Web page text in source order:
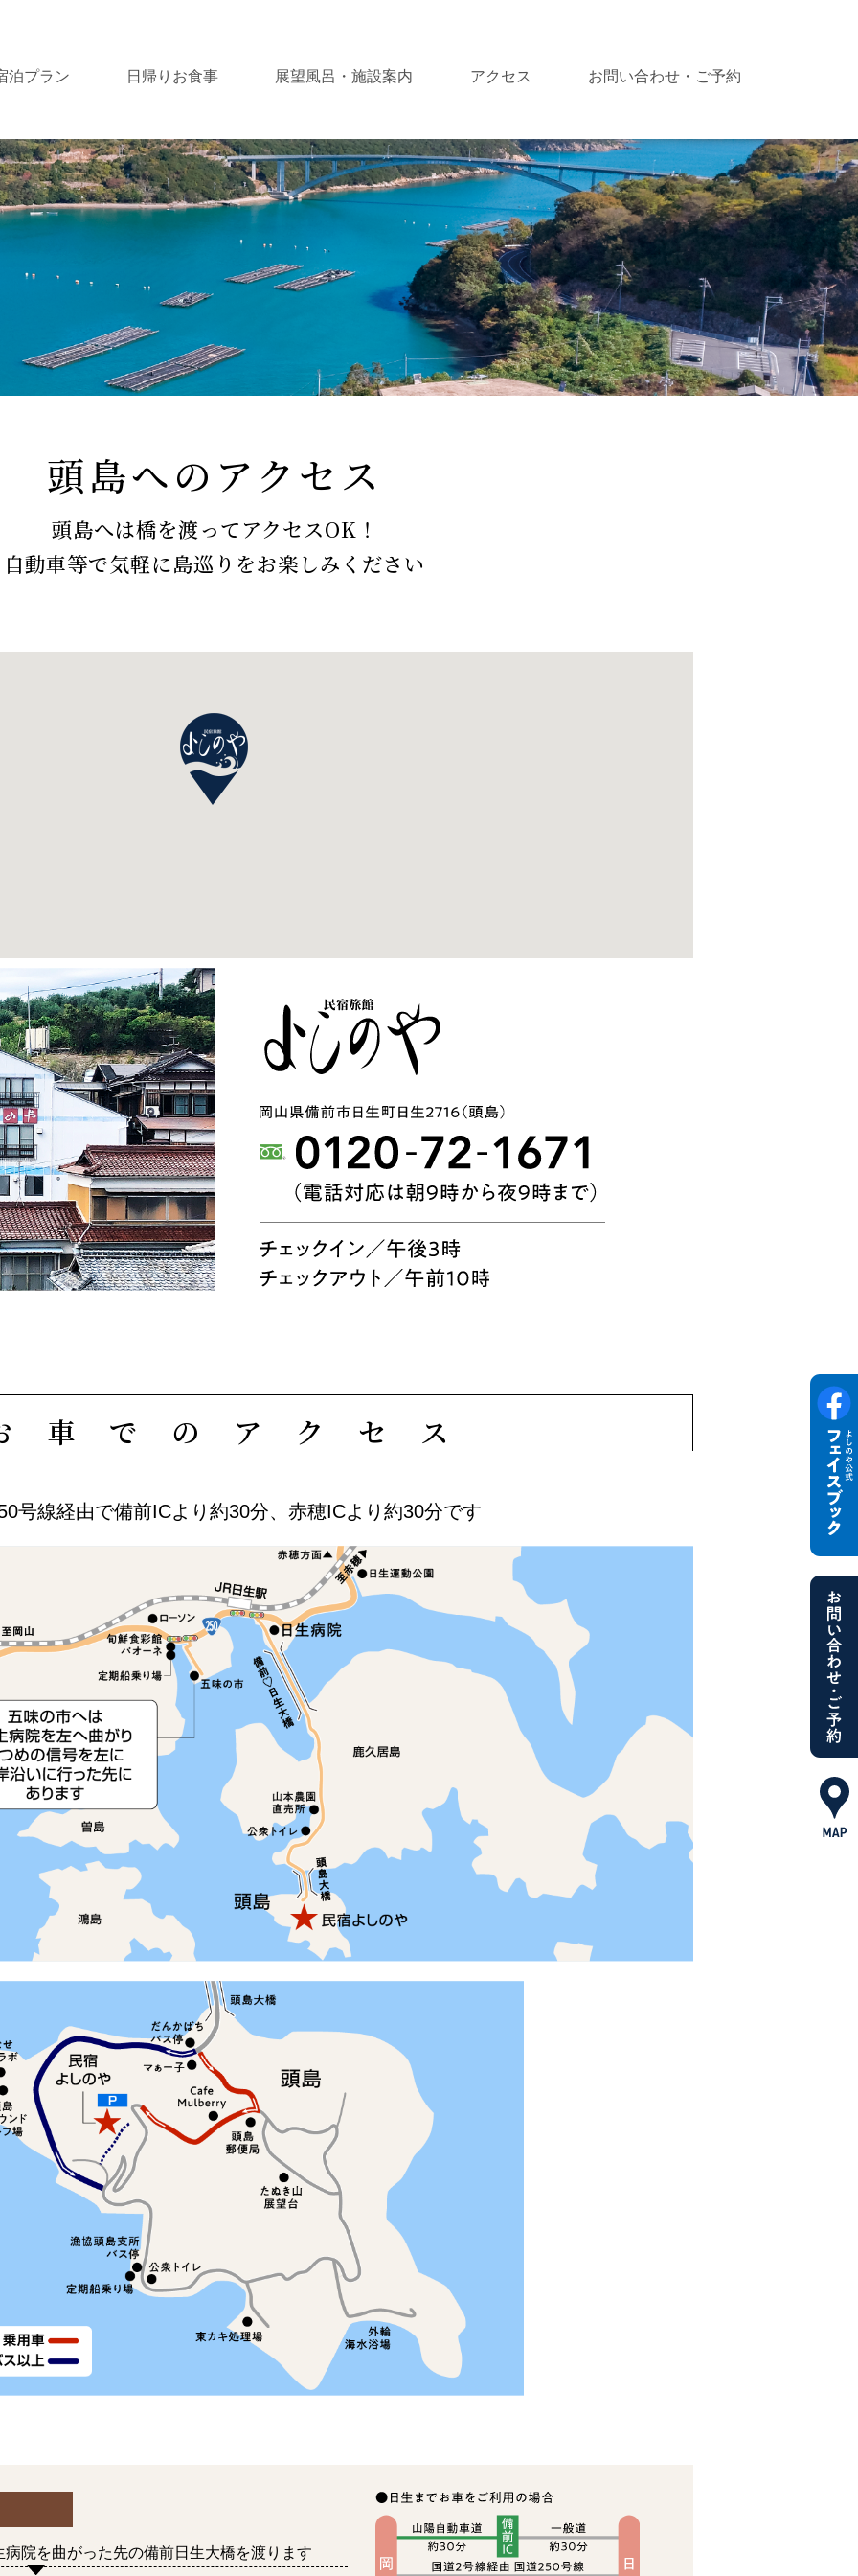
泊プラン 日帰りお食事 展望風呂・施設案内 アクセス お問い合わせ・ご予約
頭島へのアクセス
頭島へは橋を渡ってアクセスOK！
自動車等で気軽に島巡りをお楽しみください
車でのアクセス
号線経由で備前ICより約30分、 赤穂ICより約30分です
院を曲がった先の備前日生大橋を渡ります